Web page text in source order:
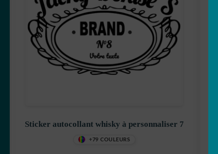
Sticker autocollant whisky à personnaliser 7
+79 COULEURS